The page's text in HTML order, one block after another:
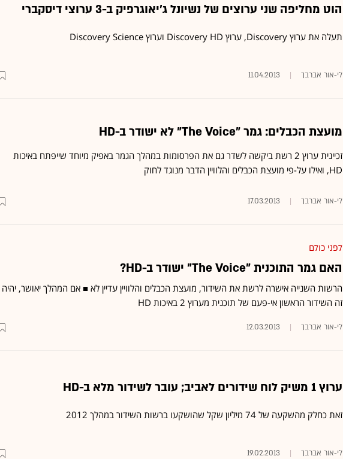
הוט מחליפה שני ערוצים של נשיונל ג'יאוגרפיק ב-3 ערוצי דיסקברי
תעלה את ערוץ Discovery, ערוץ Discovery HD וערוץ Discovery Science
לי-אור אברבך 11.04.2013
מועצת הכבלים: גמר "The Voice" לא ישודר ב-HD
זכיינית ערוץ 2 רשת ביקשה לשדר גם את הפרסומות במהלך הגמר באפיק מיוחד שייפתח באיכות
HD, ואילו על-פי מועצת הכבלים והלוויין הדבר מנוגד לחוק
לי-אור אברבך 17.03.2013
לפני כולם
האם גמר התוכנית "The Voice" ישודר ב-HD?
‎‎הרשות השנייה אישרה לרשת את השידור, מועצת הכבלים והלוויין עדיין לא‏ ■ אם המהלך יאושר, יהיה
זה השידור הראשון אי-פעם של תוכנית מערוץ 2 באיכות ‏HD‏‏
12.03.2013
ערוץ 1 משיק לוח שידורים לאביב; עובר לשידור מלא ב-HD
זאת כחלק מהשקעה של 74 מיליון שקל שהושקעו ברשות השידור במהלך 2012
לי-אור אברבך 19.02.2013